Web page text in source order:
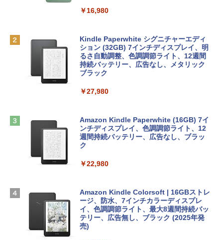
tomtoc 360°保護 15.6 16インチ パソコ
ンケース Dell NEC Lavie ASUS HP dyna
book Lenovo対応
13インチノートブック：AIとApple Intell
igence、13.6インチLiquid Retinaディ
スプレイ、16GBユニファイドメモリ、1
TB SSDストレージ、12MPセンターフレ
D - ミッドナイト
【Amazon.co.jp限定】 HP ノートパソコ
ン 15-fd 15.6インチ 16GBメモリ 512GB
SSD インテル Core 5
定バーチャルアイテムを含む】 【オンラ
インゲームコード】 ロブロックス |オン
ラインコード版
￥1,600
インゲームコード】 ロブロックス | オン
ラインコード版
￥3,200
ows11、10/mac対応|PC2台
￥39,582
￥1,292
非エンジニア 初心者 素人 でも安心 使い
めのAIコーディング入門シリーズ
￥99
AIイラスト表現辞典: 思い通りの絵を引き
￥480
FM TOWNS ハイパー・カタログ: 本体ハ
￥16,980
Kindle Paperwhite シグニチャーエディ
ション (32GB) 7インチディスプレイ、明
るさ自動調整、色調調節ライト、12週間
持続バッテリー、広告なし、メタリック
ブラック
￥27,980
Amazon Kindle Paperwhite (16GB) 7イ
ンチディスプレイ、色調調節ライト、12
週間持続バッテリー、広告なし、ブラッ
ク
￥22,980
Amazon Kindle Colorsoft | 16GBストレ
ージ、防水、7インチカラーディスプレ
イ、色調調節ライト、最大8週間持続バッ
テリー、広告無し、ブラック (2025年発
売)